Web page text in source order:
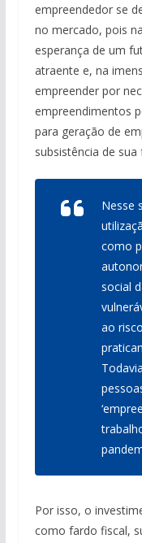
empreendedor se
no mercado, pois
esperança de um
atraente e, na
empreender por
empreendimentos
para geração de
subsistência de sua
Nesse
como
social
ao
Por isso, o
como fardo fiscal,